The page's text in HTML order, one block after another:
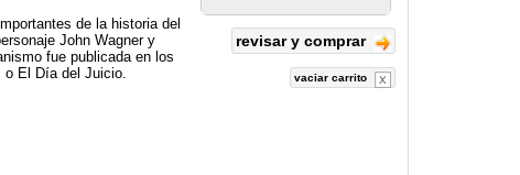
de la historia del
John Wagner y
fue publicada en los
o El Día del Juicio.
revisar y comprar
vaciar carrito